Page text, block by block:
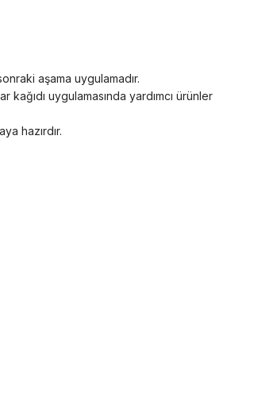
aşama uygulamadır.
kağıdı uygulamasında yardımcı ürünler
hazırdır.